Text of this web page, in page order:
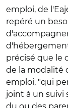
emploi, de
repéré un
précisé que le
de la modalité
emploi, "qui
joint à un suivi